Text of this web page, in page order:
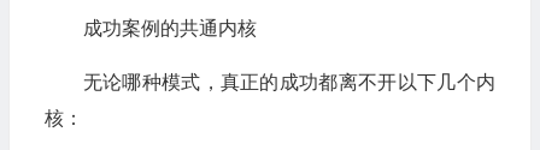
成功案例的共通内核
无论哪种模式，真正的成功都离不开以下几个内
核：